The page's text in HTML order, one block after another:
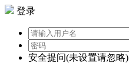
登录
安全提问(未设置请忽略)